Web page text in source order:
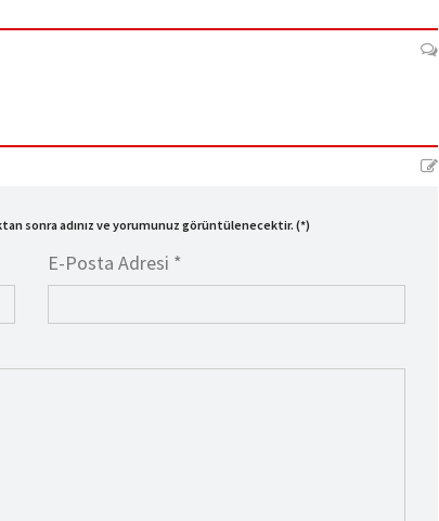
sonra adınız ve yorumunuz görüntülenecektir. (*)
E-Posta Adresi *